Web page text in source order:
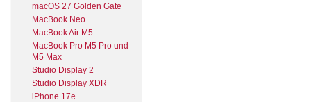
macOS 27 Golden Gate
MacBook Neo
MacBook Air M5
MacBook Pro M5 Pro und
M5 Max
Studio Display 2
Studio Display XDR
iPhone 17e